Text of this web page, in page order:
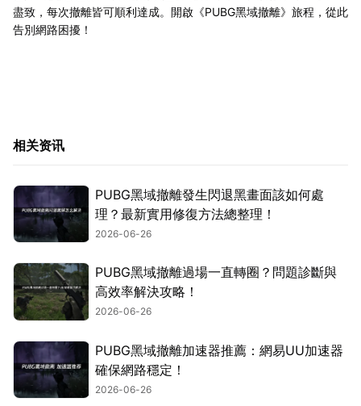
盡致，每次撤離皆可順利達成。開啟《PUBG黑域撤離》旅程，從此
告別網路困擾！
相关资讯
PUBG黑域撤離發生閃退黑畫面該如何處
理？最新實用修復方法總整理！
2026-06-26
PUBG黑域撤離過場一直轉圈？問題診斷與
高效率解決攻略！
2026-06-26
PUBG黑域撤離加速器推薦：網易UU加速器
確保網路穩定！
2026-06-26